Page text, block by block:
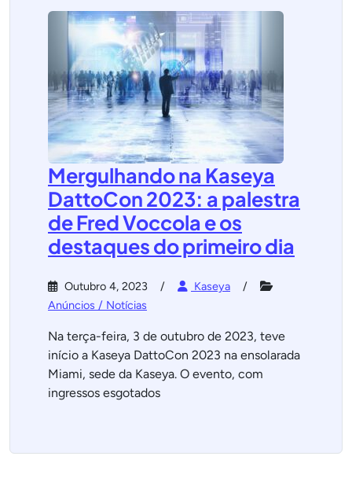
Mergulhando na Kaseya
DattoCon 2023: a palestra
de Fred Voccola e os
destaques do primeiro dia
Outubro 4, 2023
Kaseya
Anúncios / Notícias
Na terça-feira, 3 de outubro de 2023, teve
início a Kaseya DattoCon 2023 na ensolarada
Miami, sede da Kaseya. O evento, com
ingressos esgotados